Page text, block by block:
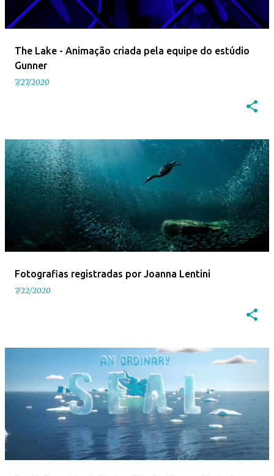
The Lake - Animação criada pela equipe do estúdio
Gunner
7/27/2020
Fotografias registradas por Joanna Lentini
7/22/2020